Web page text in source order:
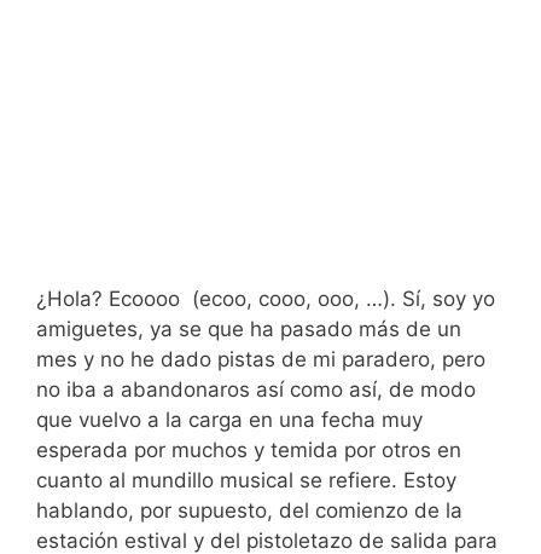
¿Hola? Ecoooo (ecoo, cooo, ooo, …). Sí, soy yo
amiguetes, ya se que ha pasado más de un
mes y no he dado pistas de mi paradero, pero
no iba a abandonaros así como así, de modo
que vuelvo a la carga en una fecha muy
esperada por muchos y temida por otros en
cuanto al mundillo musical se refiere. Estoy
hablando, por supuesto, del comienzo de la
estación estival y del pistoletazo de salida para